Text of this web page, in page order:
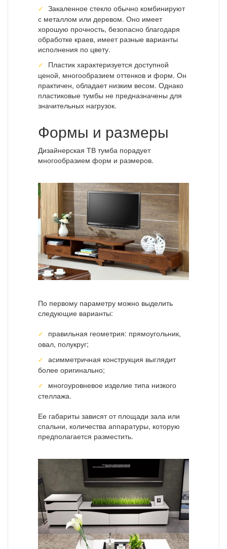
Закаленное стекло обычно комбинируют
с металлом или деревом. Оно имеет
хорошую прочность, безопасно благодаря
обработке краев, имеет разные варианты
исполнения по цвету.
Пластик характеризуется доступной
ценой, многообразием оттенков и форм. Он
практичен, обладает низким весом. Однако
пластиковые тумбы не предназначены для
значительных нагрузок.
Формы и размеры
Дизайнерская ТВ тумба порадует
многообразием форм и размеров.
По первому параметру можно выделить
следующие варианты:
правильная геометрия: прямоугольник,
овал, полукруг;
асимметричная конструкция выглядит
более оригинально;
многоуровневое изделие типа низкого
стеллажа.
Ее габариты зависят от площади зала или
спальни, количества аппаратуры, которую
предполагается разместить.